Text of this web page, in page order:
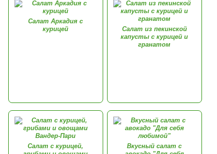
Салат Аркадия с
курицей
Салат из пекинской
капусты с курицей и
гранатом
Салат с курицей,
Вкусный салат с